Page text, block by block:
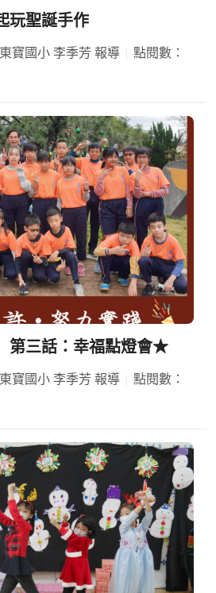
玩聖誕手作
寶國小 李季芳 報導
點閱數：
第三話：幸福點燈會★
寶國小 李季芳 報導
點閱數：